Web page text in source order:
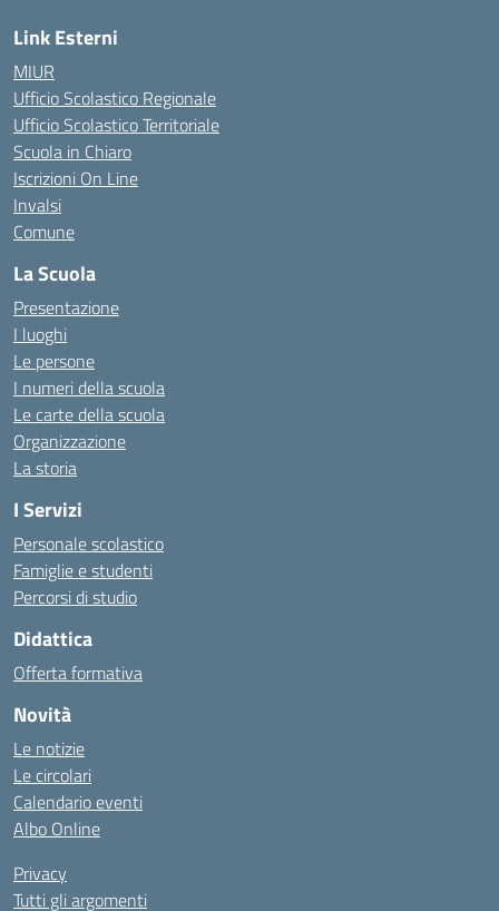
Link Esterni
MIUR
Ufficio Scolastico Regionale
Ufficio Scolastico Territoriale
Scuola in Chiaro
Iscrizioni On Line
Invalsi
Comune
La Scuola
Presentazione
I luoghi
Le persone
I numeri della scuola
Le carte della scuola
Organizzazione
La storia
I Servizi
Personale scolastico
Famiglie e studenti
Percorsi di studio
Didattica
Offerta formativa
Novità
Le notizie
Le circolari
Calendario eventi
Albo Online
Privacy
Tutti gli argomenti